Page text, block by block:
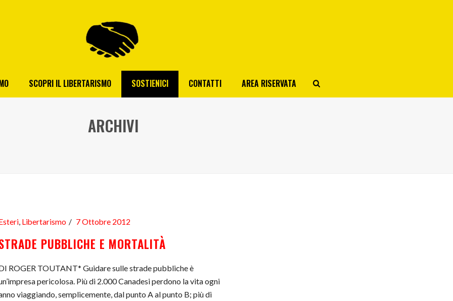
SCOPRI IL LIBERTARISMO SOSTIENICI CONTATTI AREA RISERVATA
ARCHIVI
, Libertarismo 7 Ottobre 2012
PUBBLICHE E MORTALITÀ
ROGER TOUTANT* Guidare sulle strade pubbliche è
pericolosa. Più di 2.000 Canadesi perdono la vita ogni
viaggiando, semplicemente, dal punto A al punto B; più di